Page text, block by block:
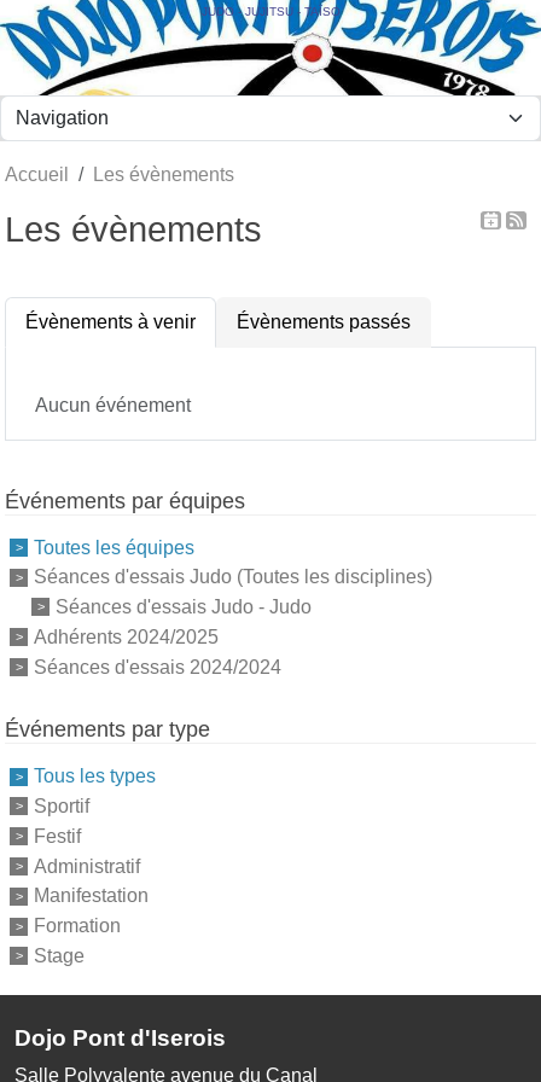
JUDO - JUJITSU - TAÏSO
Accueil Les évènements
Les évènements
Évènements à venir Évènements passés
Aucun événement
Événements par équipes
Toutes les équipes
Séances d'essais Judo (Toutes les disciplines)
Séances d'essais Judo - Judo
Adhérents 2024/2025
Séances d'essais 2024/2024
Événements par type
Tous les types
Sportif
Festif
Administratif
Manifestation
Formation
Stage
Dojo Pont d'Iserois
Salle Polyvalente avenue du Canal
Panneau de gestion des cookies